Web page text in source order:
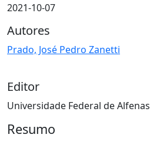
2021-10-07
Autores
Prado, José Pedro Zanetti
Editor
Universidade Federal de Alfenas
Resumo